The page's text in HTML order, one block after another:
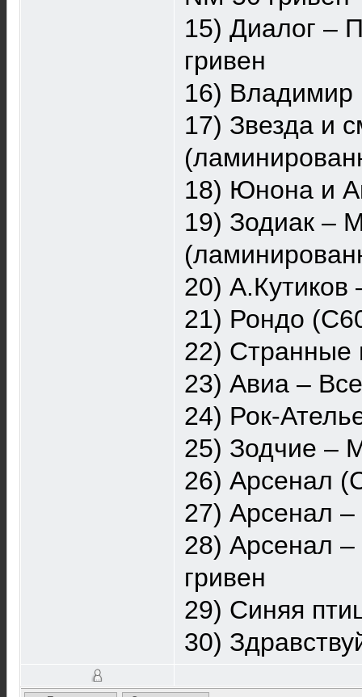
15) Диалог –
гривен
16) Владимир
17) Звезда и
18) Юнона и
19) Зодиак –
20)
21) Рондо
22) Странные
23) Авиа –
24) Рок-
25) Зодчие –
26) Арсенал
27) Арсенал
28) Арсенал
гривен
29) Синяя
30)